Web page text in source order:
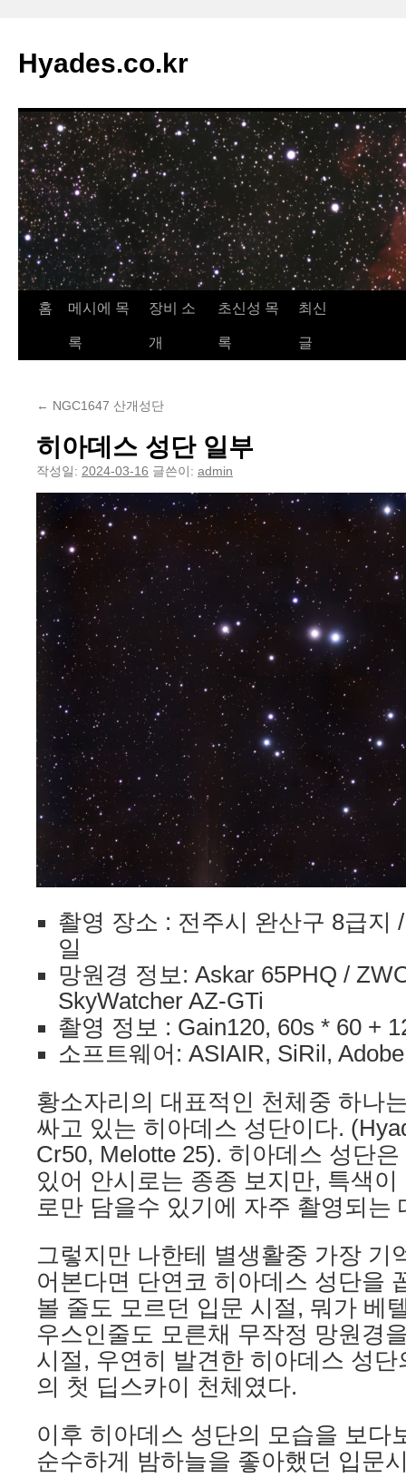
츠
로
너
뛰
기
Hyades.co.kr
홈 메시에 목
록
장비 소
개
초신성 목
록
최신
글
← NGC1647 산개성단
히아데스 성단 일부
작성일: 2024-03-16 글쓴이: admin
촬영 장소 : 전주시 완산구 8급지
일
망원경 정보: Askar 65PHQ /
SkyWatcher AZ-GTi
촬영 정보 : Gain120, 60s * 60 +
소프트웨어: ASIAIR, SiRil,
황소자리의 대표적인 천체중 하나
싸고 있는 히아데스 성단이다.
Cr50, Melotte 25). 히아데스 성단
있어 안시로는 종종 보지만, 특색
로만 담을수 있기에 자주 촬영되는
그렇지만 나한테 별생활중 가장 기
어본다면 단연코 히아데스 성단을
볼 줄도 모르던 입문 시절, 뭐가 베
우스인줄도 모른채 무작정 망원경
시절, 우연히 발견한 히아데스 성
의 첫 딥스카이 천체였다.
이후 히아데스 성단의 모습을 보다
순수하게 밤하늘을 좋아했던 입문